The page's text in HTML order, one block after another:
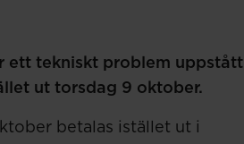
ett tekniskt problem uppstått
ut torsdag 9 oktober.
betalas istället ut i